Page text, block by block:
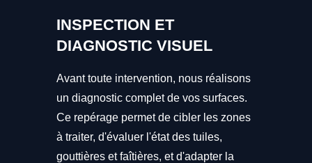
INSPECTION ET
DIAGNOSTIC VISUEL
Avant toute intervention, nous réalisons
un diagnostic complet de vos surfaces.
Ce repérage permet de cibler les zones
à traiter, d'évaluer l'état des tuiles,
gouttières et faîtières, et d'adapter la